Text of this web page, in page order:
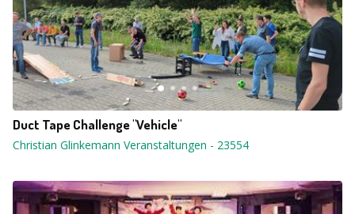
Duct Tape Challenge "Vehicle"
Christian Glinkemann Veranstaltungen - 23554